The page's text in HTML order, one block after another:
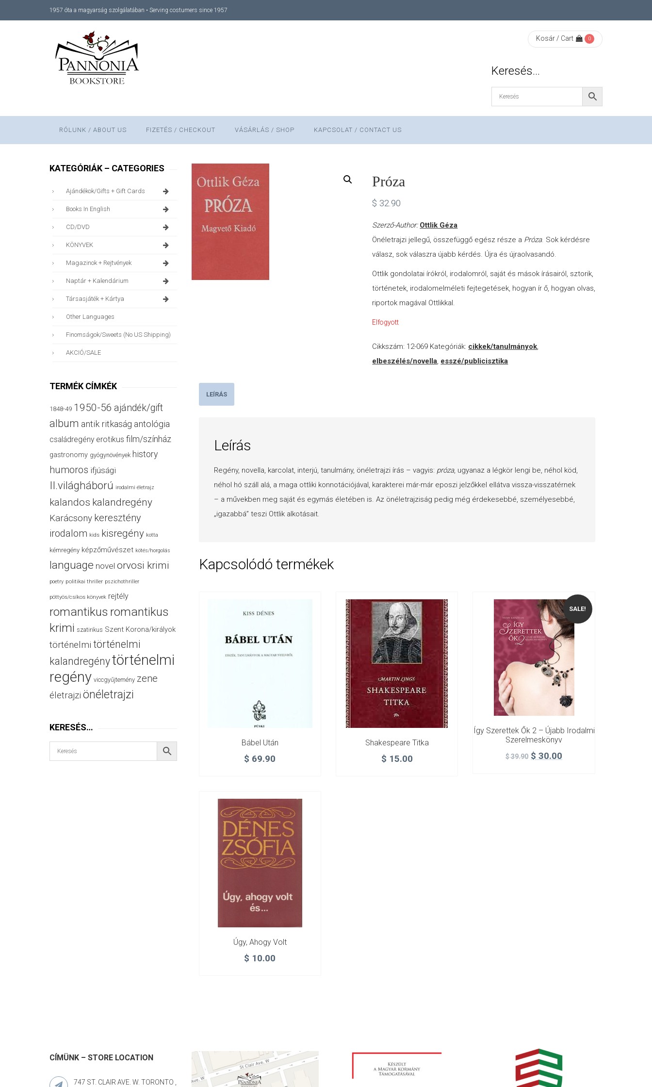
1957 óta a magyarság szolgálatában • Serving costumers since 1957
Kosár / Cart 0
Keresés…
RÓLUNK / ABOUT US FIZETÉS / CHECKOUT VÁSÁRLÁS / SHOP KAPCSOLAT / CONTACT US
Próza
$ 32.90
Szerző-Author: Ottlik Géza
Önéletrajzi jellegű, összefüggő egész része a Próza. Sok kérdésre
válasz, sok válaszra újabb kérdés. Újra és újraolvasandó.
Ottlik gondolatai írókról, irodalomról, saját és mások írásairól, sztorik,
történetek, irodalomelméleti fejtegetések, hogyan ír ő, hogyan olvas,
riportok magával Ottlikkal.
Elfogyott
Cikkszám: 12-069 Kategóriák: cikkek/tanulmányok,
elbeszélés/novella, esszé/publicisztika
LEÍRÁS
Leírás
Regény, novella, karcolat, interjú, tanulmány, önéletrajzi írás – vagyis: próza, ugyanaz a légkör lengi be, néhol köd,
néhol hó száll alá, a maga ottliki konnotációjával, karakterei már-már eposzi jelzőkkel ellátva vissza-visszatérnek
– a művekben meg saját és egymás életében is. Az önéletrajziság pedig még érdekesebbé, személyesebbé,
„igazabbá” teszi Ottlik alkotásait.
Kapcsolódó termékek
Bábel Után
$ 69.90
Shakespeare Titka
$ 15.00
SALE!
Így Szerettek Ők 2 – Újabb Irodalmi
Szerelmeskönyv
$39.90 $ 30.00
Úgy, Ahogy Volt
$ 10.00
KATEGÓRIÁK – CATEGORIES
Ajándékok/gifts + Gift Cards
Books In English
CD/DVD
KÖNYVEK
Magazinok + Rejtvények
Naptár + Kalendárium
Társasjáték + Kártya
Other Languages
Finomságok/sweets (no US Shipping)
AKCIÓ/SALE
TERMÉK CÍMKÉK
1848-49 1950-56 ajándék/gift
album antik ritkaság antológia
családregény erotikus film/színház
gastronomy gyógynövények history
humoros ifjúsági
II.világháború irodalmi életrajz
kalandos kalandregény
Karácsony keresztény
irodalom kids kisregény kotta
kémregény képzőművészet kötés/horgolás
language novel orvosi krimi
poetry politikai thriller pszichothriller
pöttyös/csíkos könyvek rejtély
romantikus romantikus
krimi szatirikus Szent Korona/királyok
történelmi történelmi
kalandregénytörténelmi
regény viccgyűjtemény zene
életrajzi önéletrajzi
KERESÉS…
CÍMÜNK – STORE LOCATION
747 ST. CLAIR AVE. W. TORONTO ,